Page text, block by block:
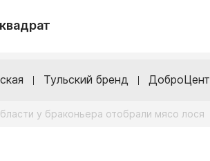
Тульский бренд
у браконьера отобрали мясо лося